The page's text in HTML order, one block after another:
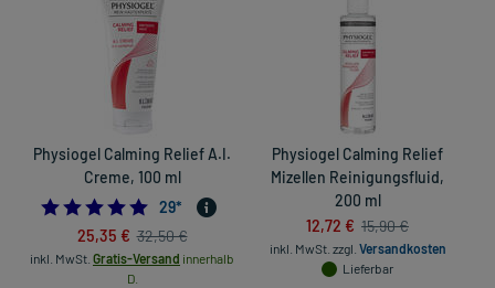
Physiogel Calming Relief A.I.
Creme, 100 ml
4.931034482758621
29*
25,35 € 32,50 €
inkl. MwSt. Gratis-Versand innerhalb
D.
Physiogel Calming Relief
Mizellen Reinigungsfluid,
200 ml
12,72 € 15,90 €
inkl. MwSt. zzgl. Versandkosten
Lieferbar